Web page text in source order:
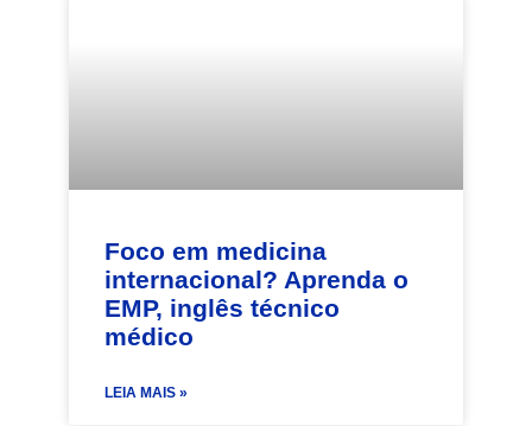
Foco em medicina
internacional? Aprenda o
EMP, inglês técnico
médico
LEIA MAIS »